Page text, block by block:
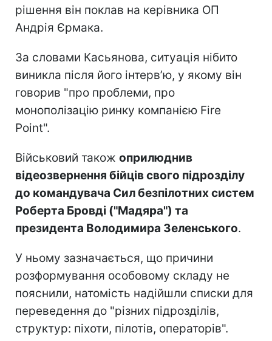
рішення він поклав на керівника ОП
Андрія Єрмака.
За словами Касьянова, ситуація нібито
виникла після його інтерв’ю, у якому він
говорив "про проблеми, про
монополізацію ринку компанією Fire
Point".
Військовий також оприлюднив
відеозвернення бійців свого підрозділу
до командувача Сил безпілотних систем
Роберта Бровді ("Мадяра") та
президента Володимира Зеленського.
У ньому зазначається, що причини
розформування особовому складу не
пояснили, натомість надійшли списки для
переведення до "різних підрозділів,
структур: піхоти, пілотів, операторів".